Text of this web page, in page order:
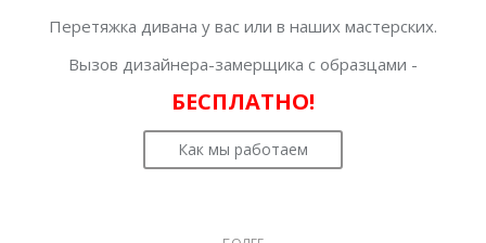
Перетяжка дивана у вас или в наших мастерских.
Вызов дизайнера-замерщика с образцами -
БЕСПЛАТНО!
Как мы работаем